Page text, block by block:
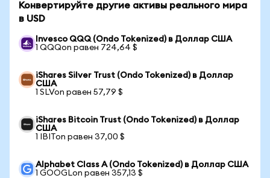
Конвертируйте другие активы реального мира
в USD
Invesco QQQ (Ondo Tokenized) в Доллар США
1 QQQon равен 724,64 $
iShares Silver Trust (Ondo Tokenized) в Доллар
США
1 SLVon равен 57,79 $
iShares Bitcoin Trust (Ondo Tokenized) в Доллар
США
1 IBITon равен 37,00 $
Alphabet Class A (Ondo Tokenized) в Доллар США
1 GOOGLon равен 357,13 $